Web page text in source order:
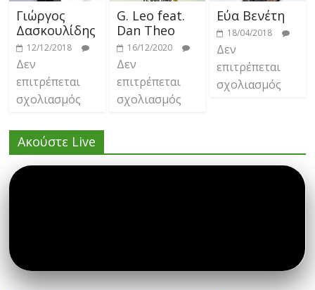
Γιώργος
Δασκουλίδης
12/12/2018
Δεν
επιτρέπεται
σχολιασμός
G. Leo feat.
Dan Theo
16/12/2020
Δεν
επιτρέπεται
σχολιασμός
Εύα Βενέτη
18/04/2018
Δεν
επιτρέπεται
σχολιασμός
Ακούστε Live